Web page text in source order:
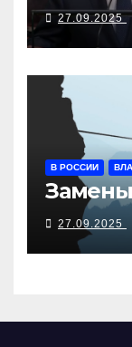
27.09.2025
В РОССИИ
27.09.2025